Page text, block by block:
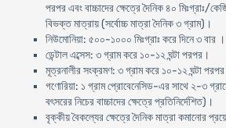
পরপর এবং বাচ্চাদের ক্ষেত্রে দৈনিক ৪০ মিঃগ্রাঃ/
বিভক্ত মাত্রায় (সর্বোচ্চ মাত্রা দৈনিক ৩ গ্রাম)।
নিউমোনিয়া: ৫০০-১০০০ মিঃগ্রাঃ করে দিনে ৩ বার ।
ডেন্টাল এব্সেস: ৩ গ্রাম করে ১০-১২ ঘন্টা পরপর।
মূত্রনালীর সংক্রমণ: ৩ গ্রাম করে ১০-১২ ঘন্টা
গণোরিয়া: ১ গ্রাম প্রোবেনেসিড-এর সাথে ২-৩
বৎসরের নিচের বাচ্চাদের ক্ষেত্রে প্রতিনির্দেশিত)।
বৃক্কীয় বৈকল্যের ক্ষেত্রে দৈনিক মাত্রা কমানোর